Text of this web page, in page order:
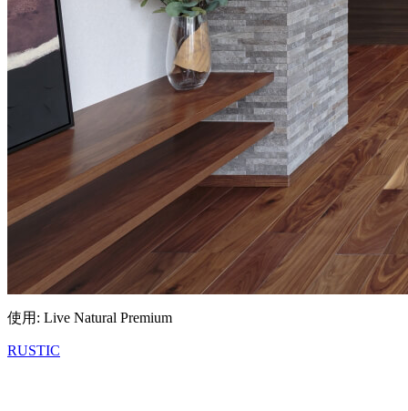
使用: Live Natural Premium
RUSTIC